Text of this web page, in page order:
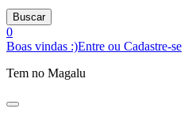
Buscar
0
Boas vindas :)Entre ou Cadastre-se
Tem no Magalu